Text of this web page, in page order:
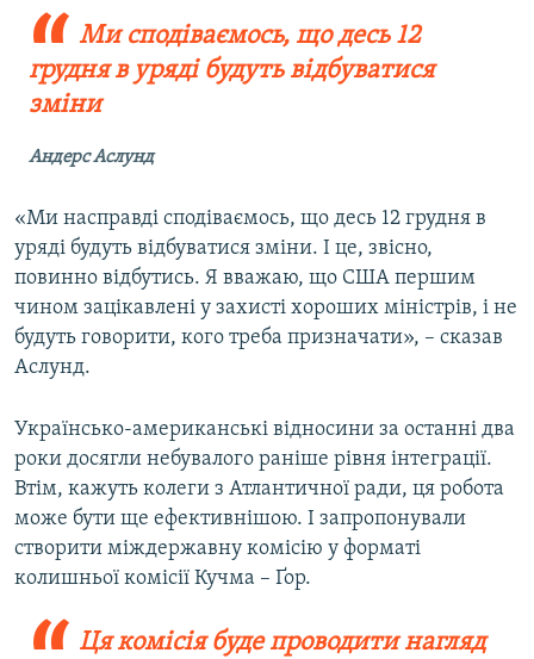
Ми сподіваємось, що десь 12
грудня в уряді будуть відбуватися
зміни
Андерс Аслунд
«Ми насправді сподіваємось, що десь 12 грудня в
уряді будуть відбуватися зміни. І це, звісно,
повинно відбутись. Я вважаю, що США першим
чином зацікавлені у захисті хороших міністрів, і не
будуть говорити, кого треба призначати», – сказав
Аслунд.
Українсько-американські відносини за останні два
роки досягли небувалого раніше рівня інтеграції.
Втім, кажуть колеги з Атлантичної ради, ця робота
може бути ще ефективнішою. І запропонували
створити міждержавну комісію у форматі
колишньої комісії Кучма – Ґор.
Ця комісія буде проводити нагляд